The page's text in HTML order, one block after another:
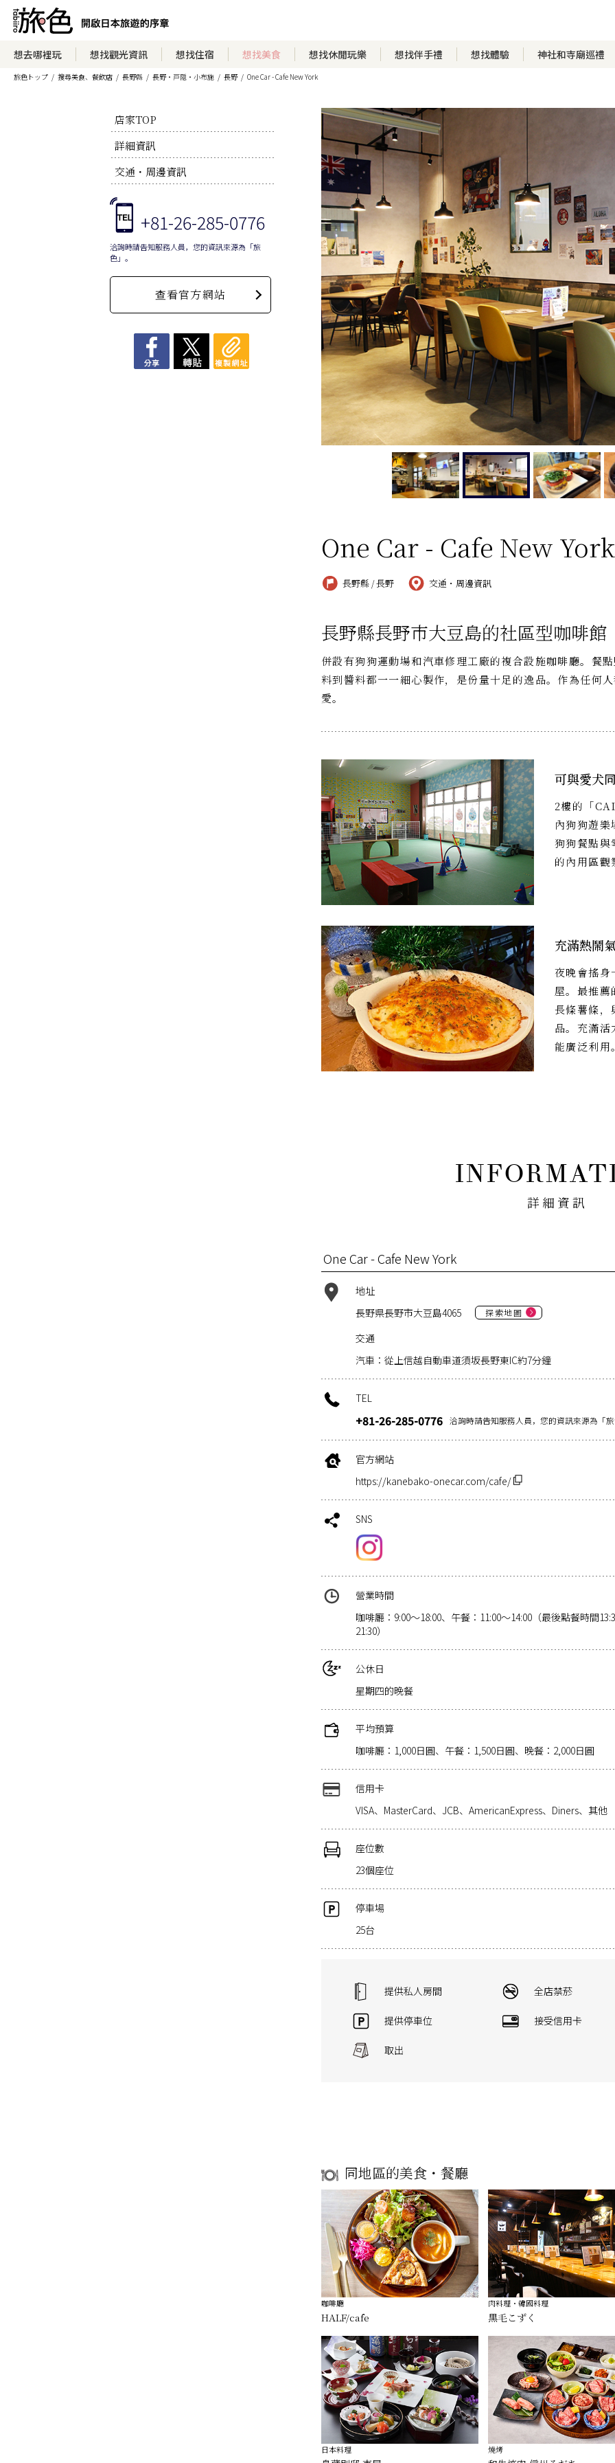
想去哪裡玩 想找觀光資訊 想找住宿 想找美食 想找休閒玩樂 想找伴手禮 想找體驗 神社和寺廟巡禮
旅色トップ 搜尋美食、餐飲店 長野縣 長野・戸隠・小布施 長野 One Car - Cafe New York
店家TOP
詳細資訊
交通・周邊資訊
+81-26-285-0776
洽詢時請告知服務人員，您的資訊來源為「旅
色」。
查看官方網站
One Car - Cafe New York
長野縣 / 長野 交通・周邊資訊
長野縣長野市大豆島的社區型咖啡館
併設有狗狗運動場和汽車修理工廠的複合設施咖啡廳。餐
料到醬料都一一細心製作，是份量十足的逸品。作為任何
愛。
可與愛犬
2樓的「
內狗狗遊
狗狗餐點與
的內用區
充滿熱鬧
夜晚會搖身
屋。最推
長條薯條，
品。充滿
能廣泛利用
詳細資訊
One Car - Cafe New York
地址
長野県長野市大豆島4065
探索地圖
交通
汽車：從上信越自動車道須坂長野東IC約7分鐘
TEL
+81-26-285-0776 洽詢時請告知服務人員，您的資訊來源為「
官方網站
https://kanebako-onecar.com/cafe/
SNS
營業時間
咖啡廳：9:00～18:00、午餐：11:00～14:00（最後點餐時間
21:30）
公休日
星期四的晚餐
平均預算
咖啡廳：1,000日圓、午餐：1,500日圓、晚餐：2,000日圓
信用卡
VISA、MasterCard、JCB、AmericanExpress、Diners、其他
座位數
23個座位
停車場
25台
提供私人房間 全店禁菸
提供停車位 接受信用卡
取出
同地區的美食・餐廳
咖啡廳
HALF/cafe
肉料理・韓國料理
黒毛こずく
日本料理 燒烤